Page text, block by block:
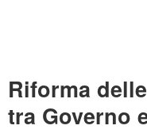
Riforma
tra Governo